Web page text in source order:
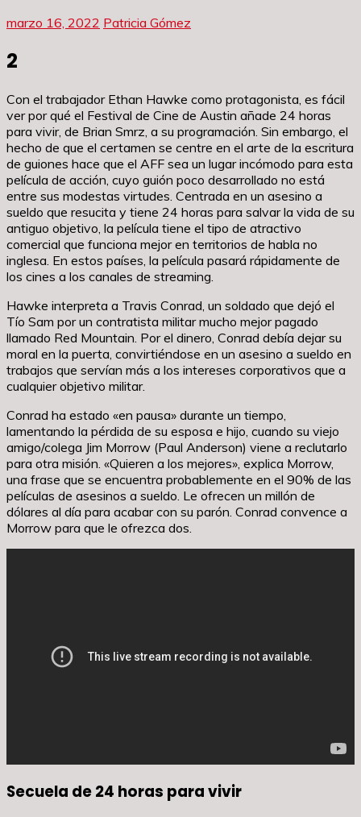
marzo 16, 2022 Patricia Gómez
2
Con el trabajador Ethan Hawke como protagonista, es fácil
ver por qué el Festival de Cine de Austin añade 24 horas
para vivir, de Brian Smrz, a su programación. Sin embargo, el
hecho de que el certamen se centre en el arte de la escritura
de guiones hace que el AFF sea un lugar incómodo para esta
película de acción, cuyo guión poco desarrollado no está
entre sus modestas virtudes. Centrada en un asesino a
sueldo que resucita y tiene 24 horas para salvar la vida de su
antiguo objetivo, la película tiene el tipo de atractivo
comercial que funciona mejor en territorios de habla no
inglesa. En estos países, la película pasará rápidamente de
los cines a los canales de streaming.
Hawke interpreta a Travis Conrad, un soldado que dejó el
Tío Sam por un contratista militar mucho mejor pagado
llamado Red Mountain. Por el dinero, Conrad debía dejar su
moral en la puerta, convirtiéndose en un asesino a sueldo en
trabajos que servían más a los intereses corporativos que a
cualquier objetivo militar.
Conrad ha estado «en pausa» durante un tiempo,
lamentando la pérdida de su esposa e hijo, cuando su viejo
amigo/colega Jim Morrow (Paul Anderson) viene a reclutarlo
para otra misión. «Quieren a los mejores», explica Morrow,
una frase que se encuentra probablemente en el 90% de las
películas de asesinos a sueldo. Le ofrecen un millón de
dólares al día para acabar con su parón. Conrad convence a
Morrow para que le ofrezca dos.
Secuela de 24 horas para vivir